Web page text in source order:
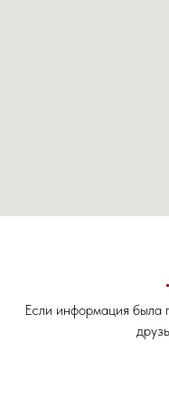
Если информация была